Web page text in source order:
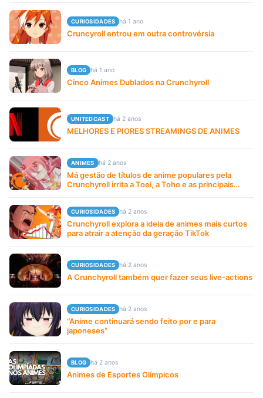
CURIOSIDADES há 1 ano
Cruncyroll entrou em outra controvérsia
BLOG há 1 ano
Cinco Animes Dublados na Crunchyroll
UNITEDCAST há 2 anos
MELHORES E PIORES STREAMINGS DE ANIMES
ANIMES há 2 anos
Má gestão de títulos de anime populares pela
Crunchyroll irrita a Toei, a Toho e as principais
CURIOSIDADES há 2 anos
Crunchyroll explora a ideia de animes mais curtos
para atrair a atenção da geração TikTok
CURIOSIDADES há 2 anos
A Crunchyroll também quer fazer seus live-actions
CURIOSIDADES há 2 anos
“Anime continuará sendo feito por e para
japoneses”
BLOG há 2 anos
Animes de Esportes Olímpicos